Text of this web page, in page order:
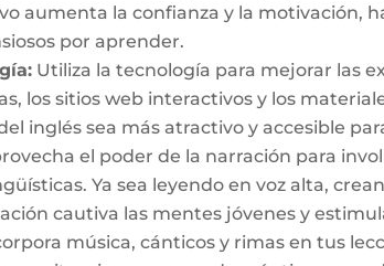
aumenta la confianza y la motivación,
por aprender.
Utiliza la tecnología para mejorar las
los sitios web interactivos y los
inglés sea más atractivo y accesible
el poder de la narración para
Ya sea leyendo en voz alta,
cautiva las mentes jóvenes y
música, cánticos y rimas en tus